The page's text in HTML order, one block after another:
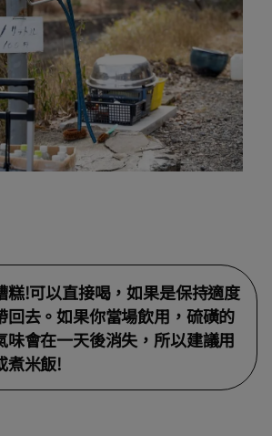
糕!可以直接喝，如果是保持適度
回去。如果你當場飲用，硫磺的
味會在一天後消失，所以建議用
煮米飯!